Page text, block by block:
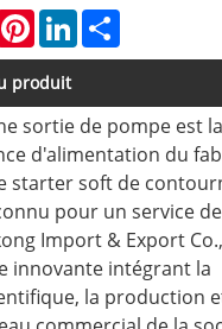
PinterestLinkedIn
produit
sortie de pompe est
d'alimentation du
starter soft de
pour un service
Import & Export
innovante intégrant la
la production